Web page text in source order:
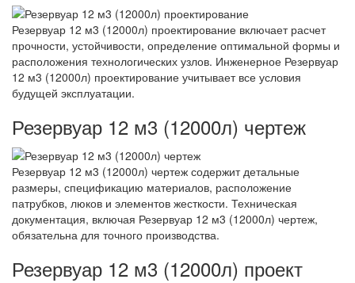
Резервуар 12 м3 (12000л) проектирование включает расчет
прочности, устойчивости, определение оптимальной формы и
расположения технологических узлов. Инженерное Резервуар
12 м3 (12000л) проектирование учитывает все условия
будущей эксплуатации.
Резервуар 12 м3 (12000л) чертеж
Резервуар 12 м3 (12000л) чертеж содержит детальные
размеры, спецификацию материалов, расположение
патрубков, люков и элементов жесткости. Техническая
документация, включая Резервуар 12 м3 (12000л) чертеж,
обязательна для точного производства.
Резервуар 12 м3 (12000л) проект